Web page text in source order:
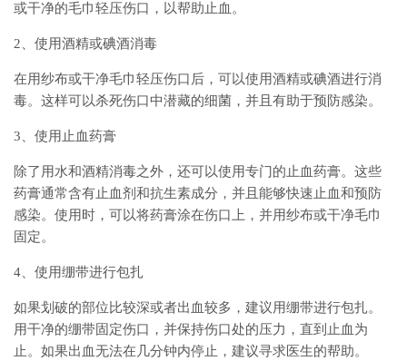
或干净的毛巾轻压伤口，以帮助止血。
2、使用酒精或碘酒消毒
在用纱布或干净毛巾轻压伤口后，可以使用酒精或碘酒进行消
毒。这样可以杀死伤口中潜藏的细菌，并且有助于预防感染。
3、使用止血药膏
除了用水和酒精消毒之外，还可以使用专门的止血药膏。这些
药膏通常含有止血剂和抗生素成分，并且能够快速止血和预防
感染。使用时，可以将药膏涂在伤口上，并用纱布或干净毛巾
固定。
4、使用绷带进行包扎
如果划破的部位比较深或者出血较多，建议用绷带进行包扎。
用干净的绷带固定伤口，并保持伤口处的压力，直到止血为
止。如果出血无法在几分钟内停止，建议寻求医生的帮助。